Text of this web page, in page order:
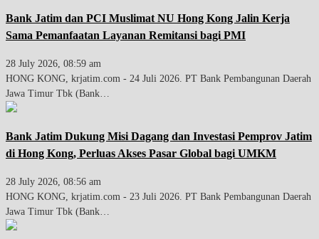
Bank Jatim dan PCI Muslimat NU Hong Kong Jalin Kerja
Sama Pemanfaatan Layanan Remitansi bagi PMI
28 July 2026, 08:59 am
HONG KONG, krjatim.com - 24 Juli 2026. PT Bank Pembangunan Daerah
Jawa Timur Tbk (Bank…
Bank Jatim Dukung Misi Dagang dan Investasi Pemprov Jatim
di Hong Kong, Perluas Akses Pasar Global bagi UMKM
28 July 2026, 08:56 am
HONG KONG, krjatim.com - 23 Juli 2026. PT Bank Pembangunan Daerah
Jawa Timur Tbk (Bank…